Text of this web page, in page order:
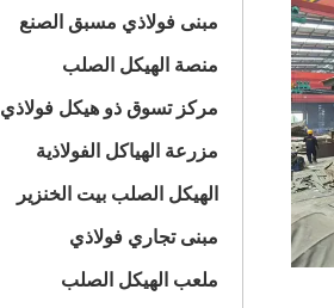
مبنى فولاذي مسبق الصنع
منصة الهيكل الصلب
مركز تسوق ذو هيكل فولاذي
مزرعة الهياكل الفولاذية
الهيكل الصلب بيت الخنزير
مبنى تجاري فولاذي
ملعب الهيكل الصلب